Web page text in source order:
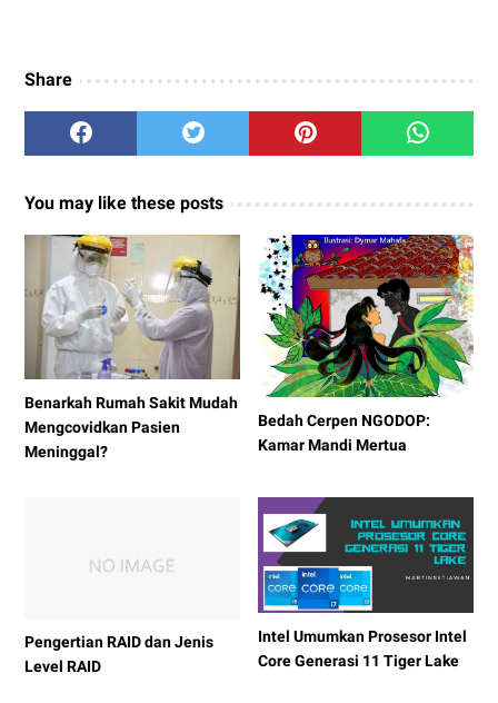
Share
You may like these posts
Benarkah Rumah Sakit Mudah
Mengcovidkan Pasien
Meninggal?
Bedah Cerpen NGODOP:
Kamar Mandi Mertua
Pengertian RAID dan Jenis
Level RAID
Intel Umumkan Prosesor Intel
Core Generasi 11 Tiger Lake